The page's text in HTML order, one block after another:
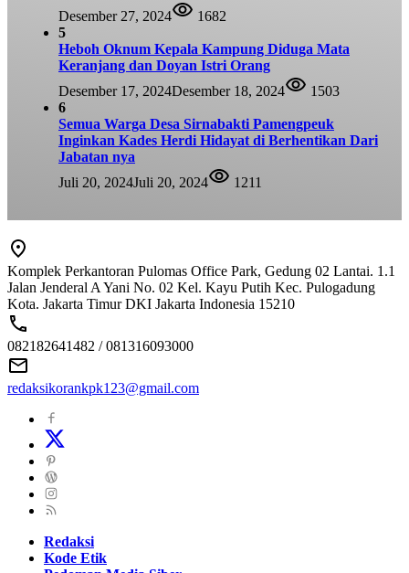
Desember 27, 2024
1682
5
Heboh Oknum Kepala Kampung Diduga Mata
Keranjang dan Doyan Istri Orang
Desember 17, 2024Desember 18, 2024
1503
6
Semua Warga Desa Sirnabakti Pamengpeuk
Inginkan Kades Herdi Hidayat di Berhentikan Dari
Jabatan nya
Juli 20, 2024Juli 20, 2024 1211
Komplek Perkantoran Pulomas Office Park, Gedung 02 Lantai. 1.1
Jalan Jenderal A Yani No. 02 Kel. Kayu Putih Kec. Pulogadung
Kota. Jakarta Timur DKI Jakarta Indonesia 15210
082182641482 / 081316093000
redaksikorankpk123@gmail.com
Redaksi
Kode Etik